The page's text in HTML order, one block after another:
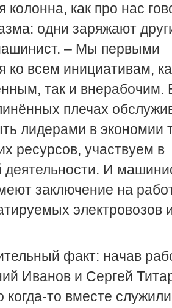
как про нас
одни заряжают
– Мы первыми
ко всем инициативам,
так и внерабочим.
плечах
лидерами в экономии
ресурсов, участвуем в
деятельности. И
заключение на
электровозов
факт: начав
Иванов и Сергей
когда-то вместе